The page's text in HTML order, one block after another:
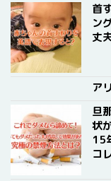
首
ン
丈
ア
旦
状
15
コ